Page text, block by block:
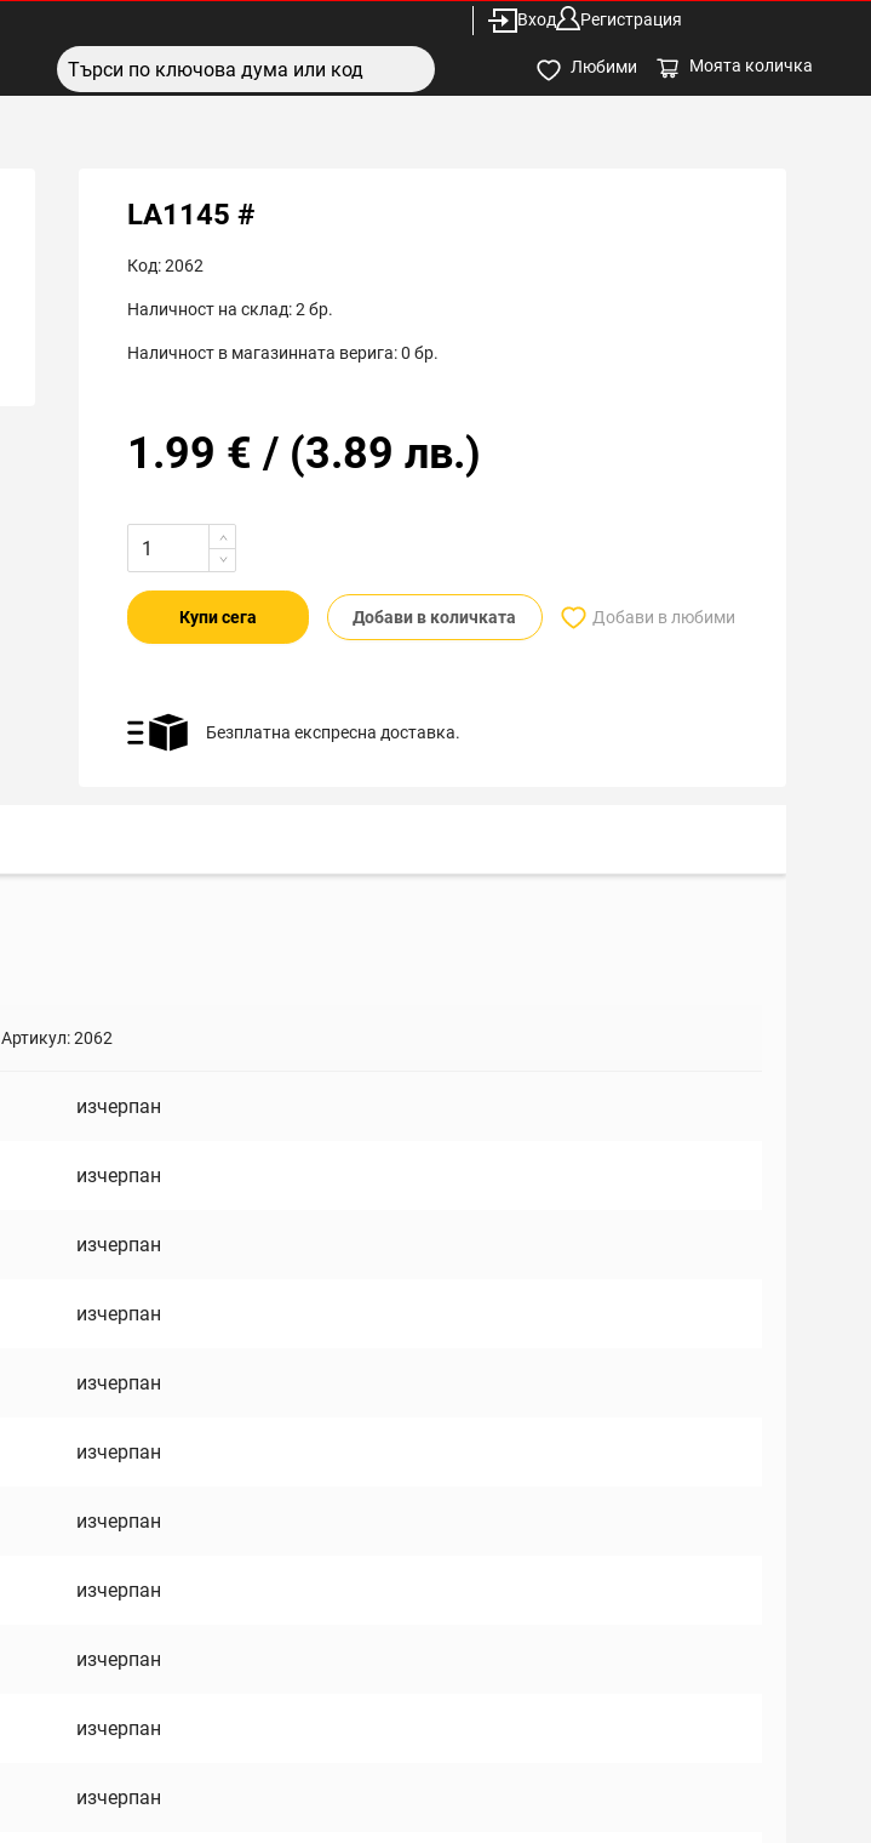
Вход Регистрация
Любими Моята количка
LA1145 #
Код:2062
Наличност на склад:2 бр.
Наличност в магазинната верига:0 бр.
1.99 € / (3.89 лв.)
Купи сега Добави в количката Добави в любими
Безплатна експресна доставка.
Артикул:2062
изчерпан
изчерпан
изчерпан
изчерпан
изчерпан
изчерпан
изчерпан
изчерпан
изчерпан
изчерпан
изчерпан